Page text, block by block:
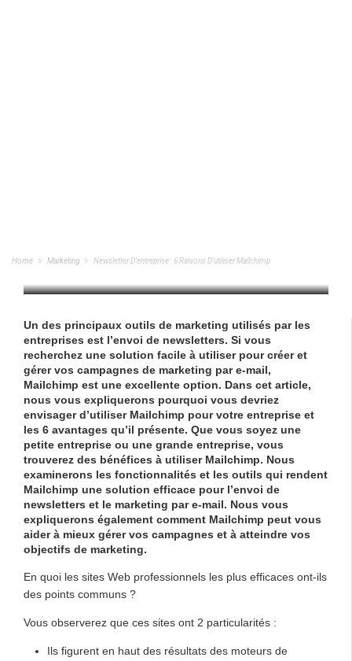
Home Marketing Newsletter D’entreprise : 6 Raisons D’utiliser Mailchimp
Un des principaux outils de marketing utilisés par les
entreprises est l’envoi de newsletters. Si vous
recherchez une solution facile à utiliser pour créer et
gérer vos campagnes de marketing par e-mail,
Mailchimp est une excellente option. Dans cet article,
nous vous expliquerons pourquoi vous devriez
envisager d’utiliser Mailchimp pour votre entreprise et
les 6 avantages qu’il présente. Que vous soyez une
petite entreprise ou une grande entreprise, vous
trouverez des bénéfices à utiliser Mailchimp. Nous
examinerons les fonctionnalités et les outils qui rendent
Mailchimp une solution efficace pour l’envoi de
newsletters et le marketing par e-mail. Nous vous
expliquerons également comment Mailchimp peut vous
aider à mieux gérer vos campagnes et à atteindre vos
objectifs de marketing.
En quoi les sites Web professionnels les plus efficaces ont-ils
des points communs ?
Vous observerez que ces sites ont 2 particularités :
Ils figurent en haut des résultats des moteurs de